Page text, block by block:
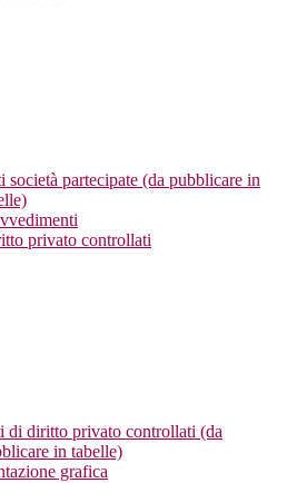
società partecipate (da pubblicare in
privato controllati
di diritto privato controllati (da
in tabelle)
grafica